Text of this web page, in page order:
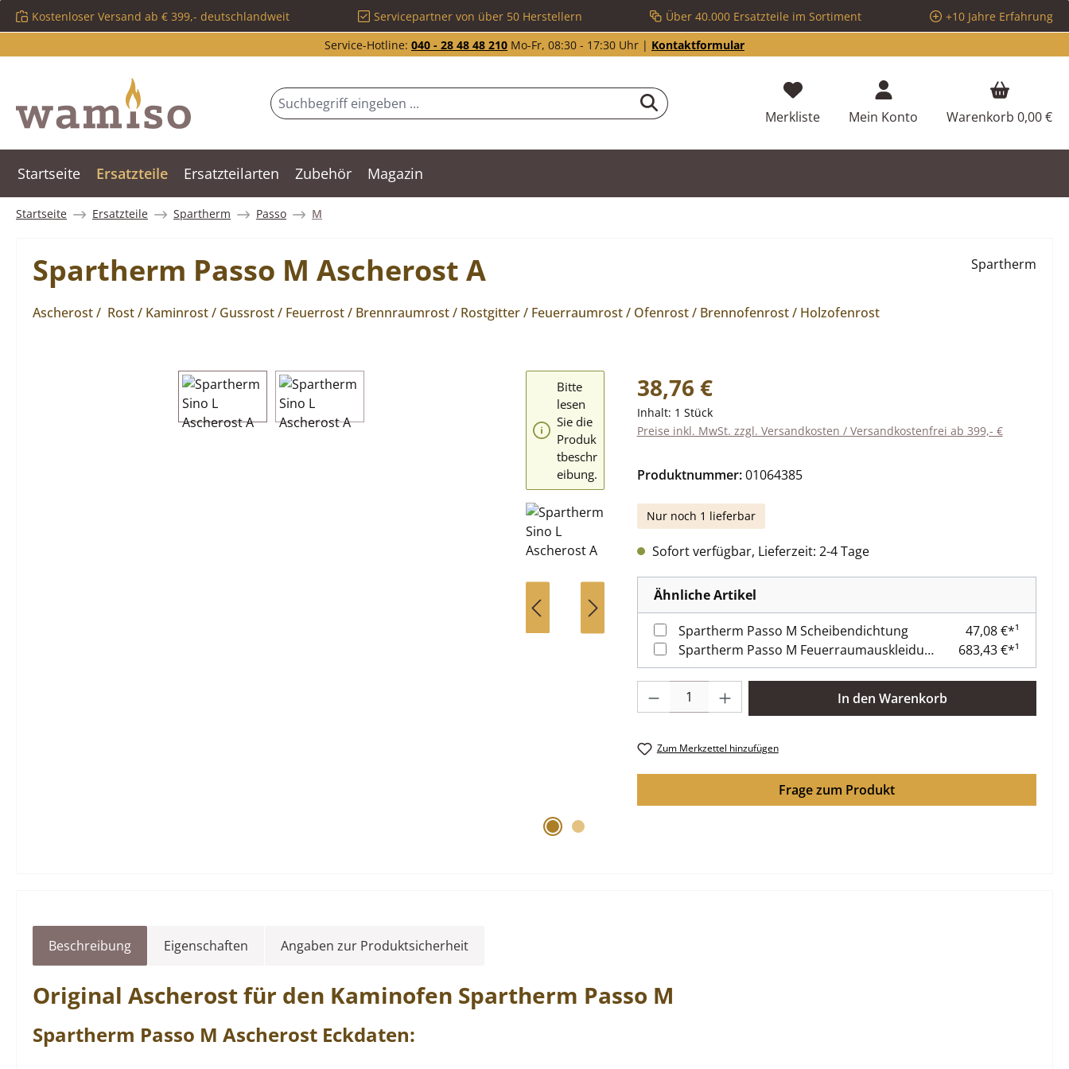
Hauptinhalt springen
Zur Suche springen
Zur Hauptnavigation springen
Kostenloser Versand ab € 399,- deutschlandweit Servicepartner von über 50 Herstellern Über 40.000 Ersatzteile im Sortiment
+10 Jahre Erfahrung
Service-Hotline: 040 - 28 48 48 210 Mo-Fr, 08:30 - 17:30 Uhr | Kontaktformular
MerklisteDu hast 0 Produkte auf dem Merkzettel
Mein Konto Warenkorb 0,00 €
Startseite Ersatzteile Ersatzteilarten Zubehör Magazin
Startseite Ersatzteile Spartherm Passo M
Spartherm Passo M Ascherost A
Ascherost / Rost / Kaminrost / Gussrost / Feuerrost / Brennraumrost / Rostgitter / Feuerraumrost / Ofenrost / Brennofenrost / Holzofenrost
Spartherm
Bildergalerie überspringen
Bitte
lesen
Sie die
Produk
tbeschr
eibung.
Regulärer Preis:
38,76 €
Inhalt: 1 Stück
Preise inkl. MwSt. zzgl. Versandkosten / Versandkostenfrei ab 399,- €
Produktnummer:01064385
Nur noch 1 lieferbar
Sofort verfügbar, Lieferzeit: 2-4 Tage
Ähnliche Artikel
Spartherm Passo M Scheibendichtung
47,08 €*¹
Spartherm Passo M Feuerraumauskleidung
683,43 €*¹
Produkt Anzahl: Gib den gewünschten Wert ein oder benutze die
In den Warenkorb
Zum Merkzettel hinzufügen
Frage zum Produkt
Beschreibung Eigenschaften Angaben zur Produktsicherheit
Original Ascherostfür den Kaminofen Spartherm Passo M
Spartherm Passo M Ascherost Eckdaten: